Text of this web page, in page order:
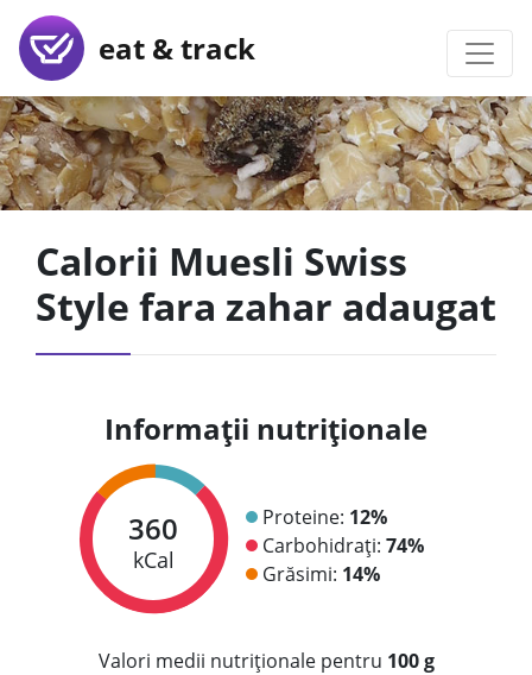
eat & track
Calorii Muesli Swiss
Style fara zahar adaugat
Informații nutriționale
360
kCal
Proteine: 12%
Carbohidrați: 74%
Grăsimi: 14%
Valori medii nutriționale pentru 100 g